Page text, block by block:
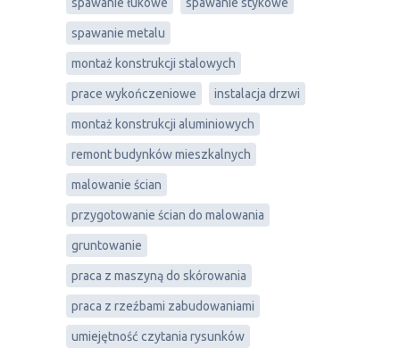
spawanie metalu
montaż konstrukcji stalowych
prace wykończeniowe instalacja drzwi
montaż konstrukcji aluminiowych
remont budynków mieszkalnych
malowanie ścian
przygotowanie ścian do malowania
gruntowanie
praca z maszyną do skórowania
praca z rzeźbami zabudowaniami
umiejętność czytania rysunków